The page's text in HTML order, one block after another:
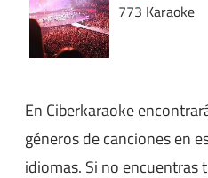
773 Karaoke
En Ciberkaraoke
géneros de canciones en
idiomas. Si no encuentras